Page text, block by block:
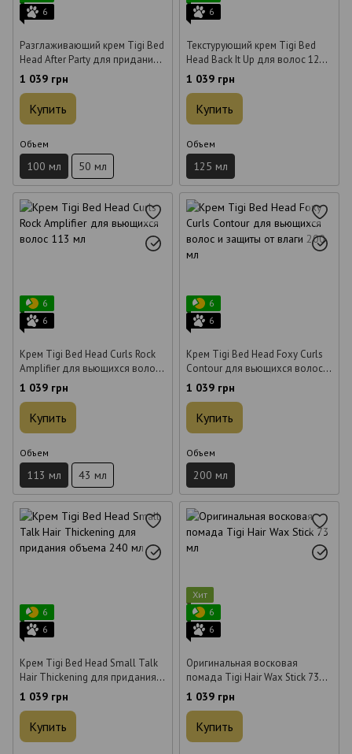
6
Разглаживающий крем Tigi Bed
Head After Party для придания
блеска 100 мл
1 039 грн
Купить
Объем
100 мл 50 мл
6
Текстурующий крем Tigi Bed
Head Back It Up для волос 125
мл
1 039 грн
Купить
Объем
125 мл
6
6
Крем Tigi Bed Head Curls Rock
Amplifier для вьющихся волос
113 мл
1 039 грн
Купить
Объем
113 мл 43 мл
6
6
Крем Tigi Bed Head Foxy Curls
Contour для вьющихся волос и
защиты от влаги 200 мл
1 039 грн
Купить
Объем
200 мл
6
6
Крем Tigi Bed Head Small Talk
Hair Thickening для придания
объема 240 мл
1 039 грн
Купить
Хит
6
6
Оригинальная восковая
помада Tigi Hair Wax Stick 73
мл
1 039 грн
Купить